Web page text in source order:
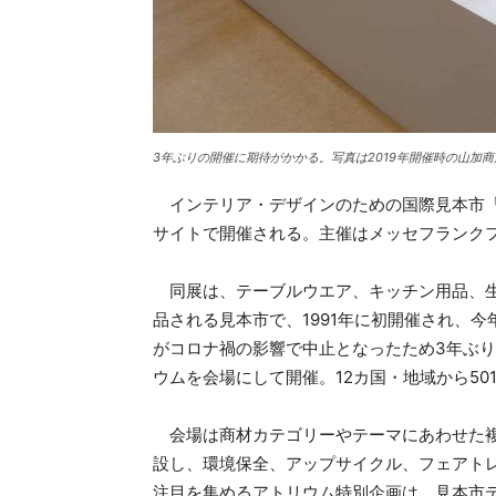
3年ぶりの開催に期待がかかる。写真は2019年開催時の山加
インテリア・デザインのための国際見本市
サイトで開催される。主催はメッセフランク
同展は、テーブルウエア、キッチン用品、
品される見本市で、1991年に初開催され、
がコロナ禍の影響で中止となったため3年ぶ
ウムを会場にして開催。12カ国・地域から
会場は商材カテゴリーやテーマにあわせた
設し、環境保全、アップサイクル、フェア